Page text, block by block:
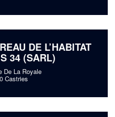
DE L’HABITAT
34 (SARL)
De La Royale
Castries